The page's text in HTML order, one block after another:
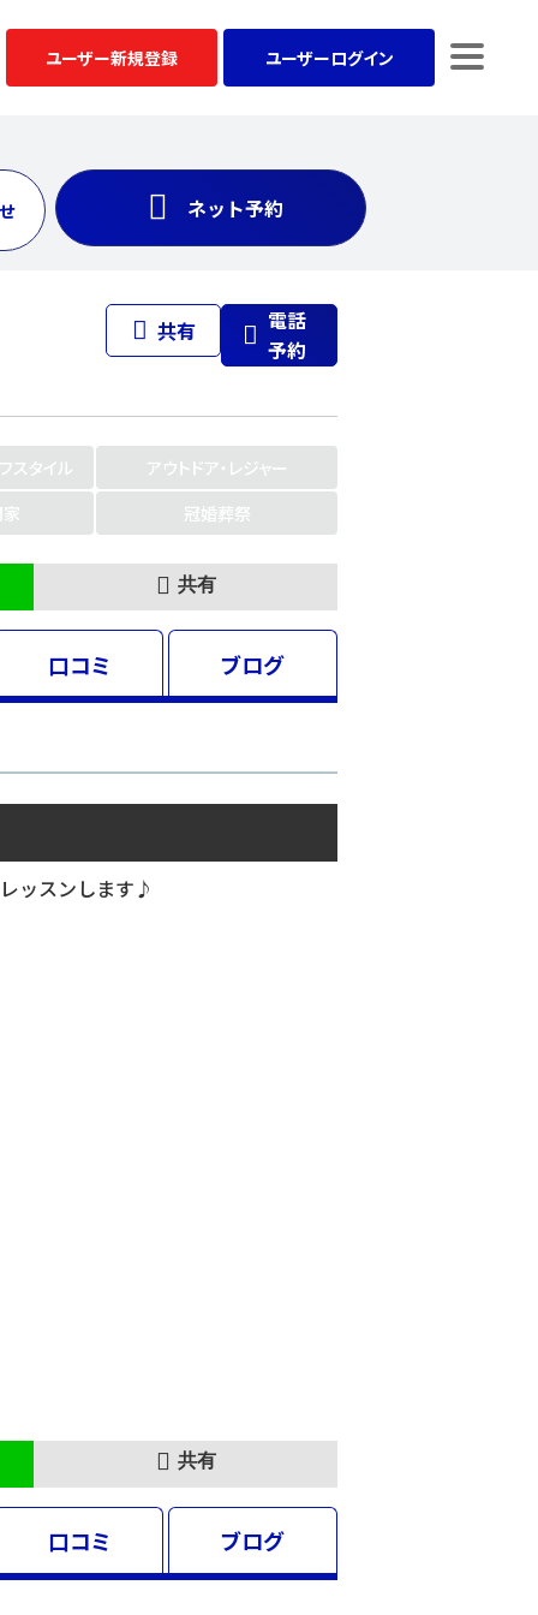
ユーザー新規登録 ユーザーログイン
ネット予約
共有
電話
予約
スタイル
アウトドア・レジャー
冠婚葬祭
共有
口コミ ブログ
ッスンします♪
共有
口コミ ブログ